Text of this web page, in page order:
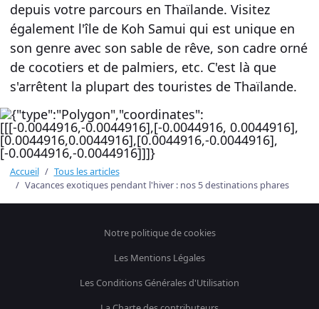
depuis votre parcours en Thaïlande. Visitez
également l'île de Koh Samui qui est unique en
son genre avec son sable de rêve, son cadre orné
de cocotiers et de palmiers, etc. C'est là que
s'arrêtent la plupart des touristes de Thaïlande.
Accueil
Tous les articles
Vacances exotiques pendant l'hiver : nos 5 destinations phares
Notre politique de cookies
Les Mentions Légales
Les Conditions Générales d'Utilisation